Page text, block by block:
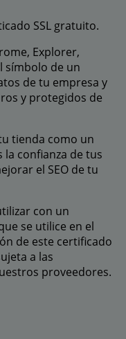
SSL gratuito.
Explorer,
símbolo de un
de tu empresa y
y protegidos de
tienda como un
confianza de tus
el SEO de tu
con un
se utilice en el
de este certificado
a las
proveedores.